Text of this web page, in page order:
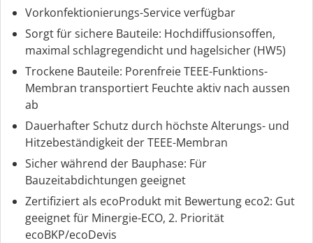
Vorkonfektionierungs-Service verfügbar
Sorgt für sichere Bauteile: Hochdiffusionsoffen,
maximal schlagregendicht und hagelsicher (HW5)
Trockene Bauteile: Porenfreie TEEE-Funktions-
Membran transportiert Feuchte aktiv nach aussen
ab
Dauerhafter Schutz durch höchste Alterungs- und
Hitzebeständigkeit der TEEE-Membran
Sicher während der Bauphase: Für
Bauzeitabdichtungen geeignet
Zertifiziert als ecoProdukt mit Bewertung eco2: Gut
geeignet für Minergie-ECO, 2. Priorität
ecoBKP/ecoDevis